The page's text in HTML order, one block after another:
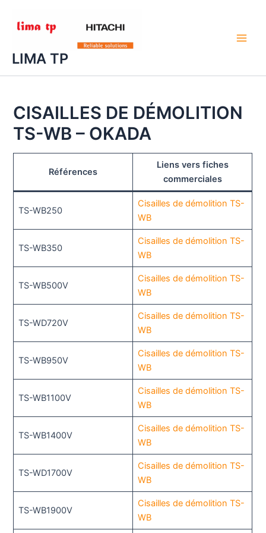
LIMA TP
CISAILLES DE DÉMOLITION
TS-WB – OKADA
Références
Liens vers fiches
commerciales
TS-WB250
Cisailles de démolition TS-
WB
TS-WB350
Cisailles de démolition TS-
WB
TS-WB500V
Cisailles de démolition TS-
WB
TS-WD720V
Cisailles de démolition TS-
WB
TS-WB950V
Cisailles de démolition TS-
WB
TS-WB1100V
Cisailles de démolition TS-
WB
TS-WB1400V
Cisailles de démolition TS-
WB
TS-WD1700V
Cisailles de démolition TS-
WB
TS-WB1900V
Cisailles de démolition TS-
WB